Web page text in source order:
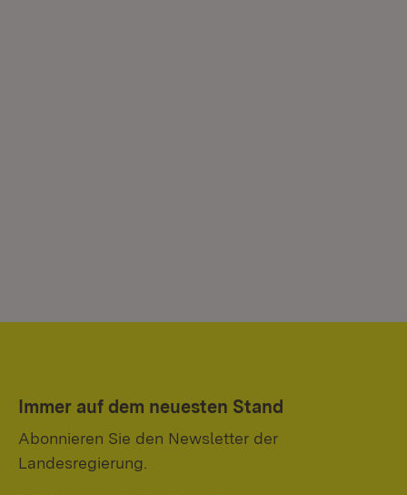
Immer auf dem neuesten Stand
Abonnieren Sie den Newsletter der
Landesregierung.